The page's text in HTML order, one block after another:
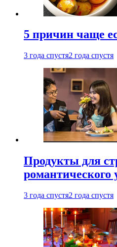
5 причин чаще
3 года спустя2 года спустя
Продукты для
романтического
3 года спустя2 года спустя